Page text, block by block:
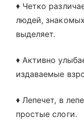
♦ Четко
людей,
выделяет.
♦ Активно
издаваемые
♦ Лепечет, в
простые слоги.